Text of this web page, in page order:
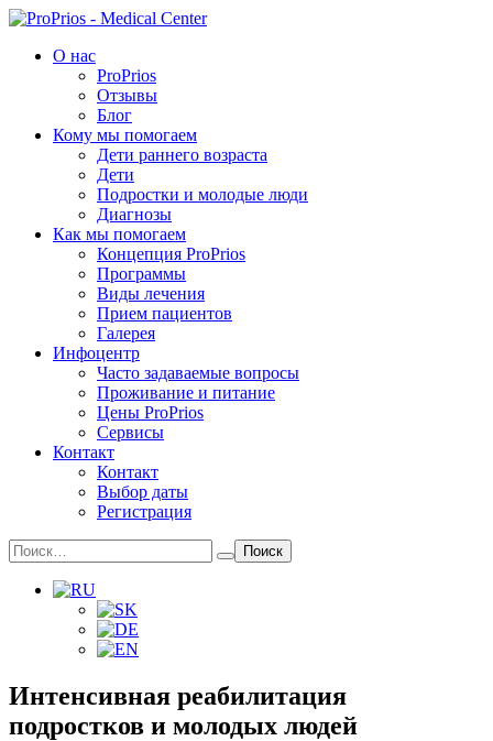
Перейти
сути
О нас
ProPrios
Отзывы
Блог
Кому мы помогаем
Дети раннего возраста
Дети
Подростки и молодые люди
Диагнозы
Как мы помогаем
Концепция ProPrios
Программы
Виды лечения
Прием пациентов
Галерея
Инфоцентр
Часто задаваемые вопросы
Проживание и питание
Цены ProPrios
Сервисы
Контакт
Контакт
Выбор даты
Регистрация
Search
for:
Интенсивная реабилитация
подростков и молодых людей